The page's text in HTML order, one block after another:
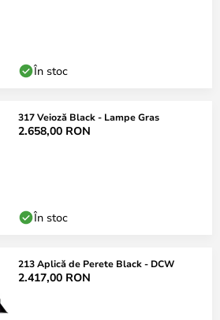
În stoc
317 Veioză Black - Lampe Gras
2.658,00 RON
În stoc
213 Aplică de Perete Black - DCW
2.417,00 RON